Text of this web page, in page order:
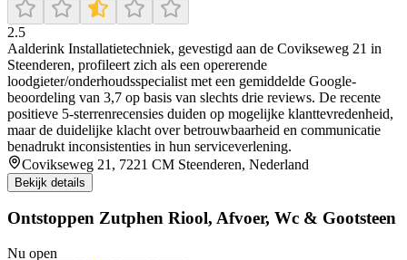
2.5
Aalderink Installatietechniek, gevestigd aan de Covikseweg 21 in
Steenderen, profileert zich als een opererende
loodgieter/onderhoudsspecialist met een gemiddelde Google-
beoordeling van 3,7 op basis van slechts drie reviews. De recente
positieve 5-sterrenrecensies duiden op mogelijke klanttevredenheid,
maar de duidelijke klacht over betrouwbaarheid en communicatie
benadrukt inconsistenties in hun serviceverlening.
Covikseweg 21, 7221 CM Steenderen, Nederland
Bekijk details
Ontstoppen Zutphen Riool, Afvoer, Wc & Gootsteen
Nu open